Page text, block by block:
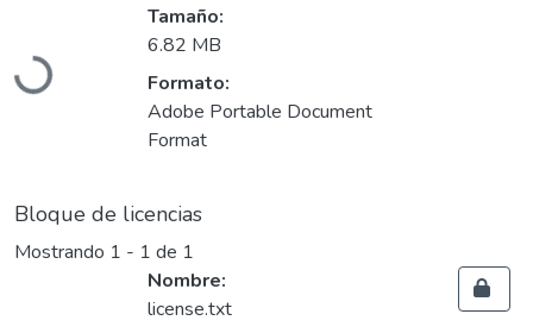
Cargando...
Tamaño:
6.82 MB
Formato:
Adobe Portable Document
Format
Bloque de licencias
Mostrando 1 - 1 de 1
Nombre:
license.txt